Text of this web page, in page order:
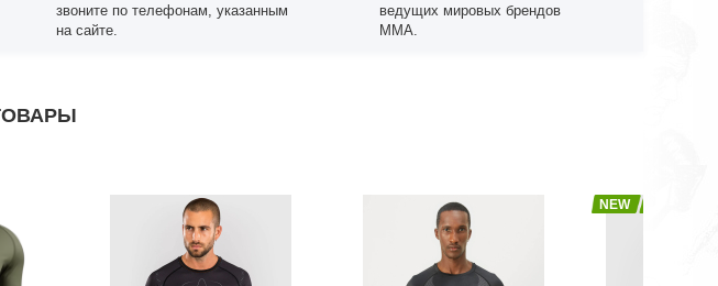
звоните по телефонам, указанным
на сайте.
ведущих мировых брендов
ММА.
NEW